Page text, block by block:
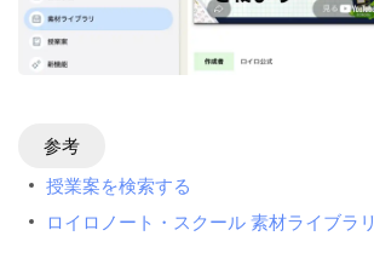
参考
授業案を検索する
ロイロノート・スクール 素材ライブラリ